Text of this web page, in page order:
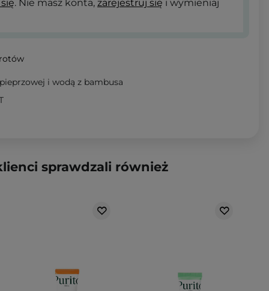
. Nie masz konta, zarejestruj się i wymieniaj
i wodą z bambusa
sprawdzali również